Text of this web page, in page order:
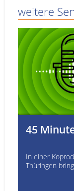
weitere
45
In einer
Thüringen